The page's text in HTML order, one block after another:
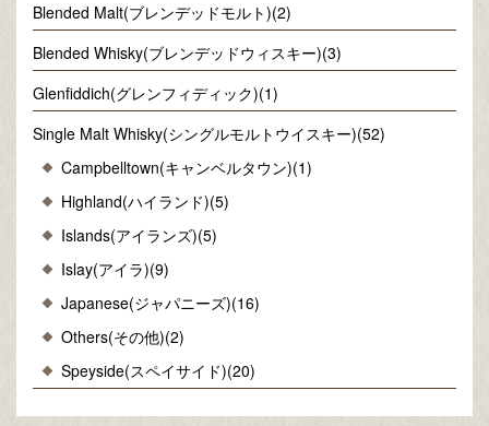
Blended Malt(ブレンデッドモルト)(2)
Blended Whisky(ブレンデッドウィスキー)(3)
Glenfiddich(グレンフィディック)(1)
Single Malt Whisky(シングルモルトウイスキー)(52)
Campbelltown(キャンベルタウン)(1)
Highland(ハイランド)(5)
Islands(アイランズ)(5)
Islay(アイラ)(9)
Japanese(ジャパニーズ)(16)
Others(その他)(2)
Speyside(スペイサイド)(20)